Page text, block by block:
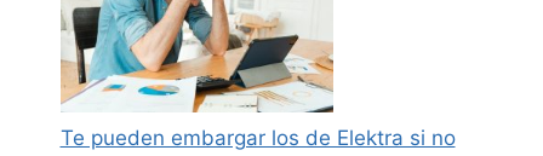
Te pueden embargar los de Elektra si no